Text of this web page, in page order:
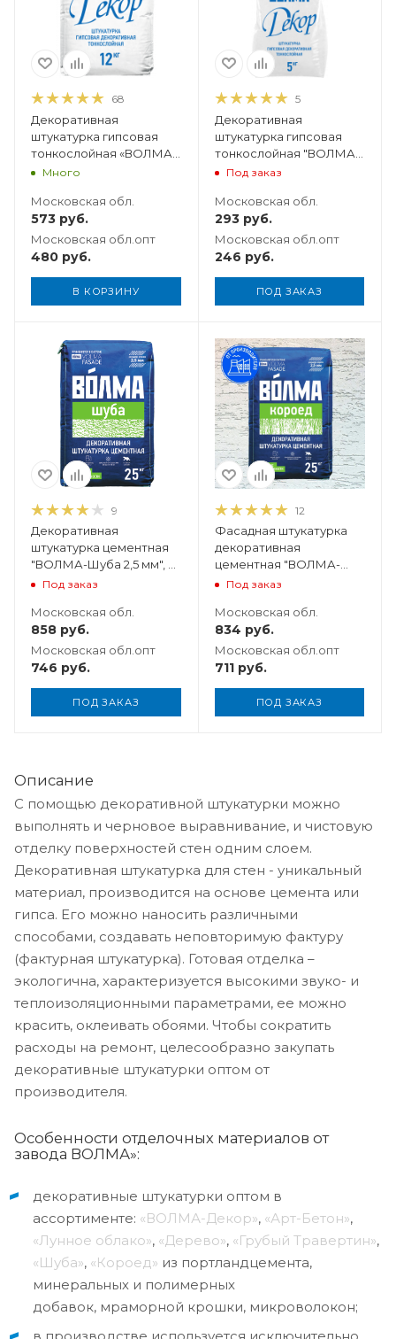
68
Декоративная
штукатурка гипсовая
тонкослойная «ВОЛМА-
Декор», 12 кг
Много
Московская обл.
573 руб.
Московская обл.опт
480 руб.
В КОРЗИНУ
5
Декоративная
штукатурка гипсовая
тонкослойная "ВОЛМА-
Декор", 5 кг
Под заказ
Московская обл.
293руб.
Московская обл.опт
246 руб.
ПОД ЗАКАЗ
9
Декоративная
штукатурка цементная
"ВОЛМА-Шуба 2,5 мм", 25
кг Под заказ
Московская обл.
858 руб.
Московская обл.опт
746 руб.
ПОД ЗАКАЗ
Вес, кг
25
12
Фасадная штукатурка
декоративная
цементная "ВОЛМА-
Короед 2,5 мм", 25 кг
Под заказ
Московская обл.
834 руб.
Московская обл.опт
711руб.
ПОД ЗАКАЗ
Описание
С помощью декоративной штукатурки можно
выполнять и черновое выравнивание, и чистовую
отделку поверхностей стен одним слоем.
Декоративная штукатурка для стен - уникальный
материал, производится на основе цемента или
гипса. Его можно наносить различными
способами, создавать неповторимую фактуру
(фактурная штукатурка). Готовая отделка –
экологична, характеризуется высокими звуко- и
теплоизоляционными параметрами, ее можно
красить, оклеивать обоями. Чтобы сократить
расходы на ремонт, целесообразно закупать
декоративные штукатурки оптом от
производителя.
Особенности отделочных материалов от
завода ВОЛМА»:
декоративные штукатурки оптом в
ассортименте: «ВОЛМА-Декор», «Арт-Бетон»,
«Лунное облако», «Дерево», «Грубый Травертин»,
«Шуба», «Короед» из портландцемента,
минеральных и полимерных
добавок, мраморной крошки, микроволокон;